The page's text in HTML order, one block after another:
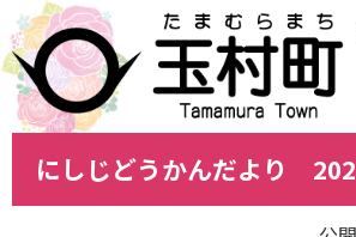
にしじどうかんだより